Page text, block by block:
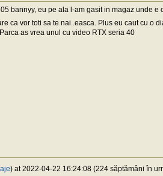
bannyy, eu pe ala l-am gasit in magaz unde
ca vor toti sa te nai..easca. Plus eu caut cu o
Parca as vrea unul cu video RTX seria 40
) at 2022-04-22 16:24:08 (224 săptămâni în